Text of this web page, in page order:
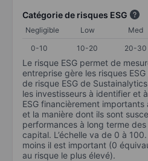
Catégorie de risques ESG
Negligible Low Med
0-10
10-20 20-30
Le risque ESG permet de
entreprise gère les risques
de risque ESG de
les investisseurs à identifier et
ESG financièrement importants
et la manière dont ils sont
performances à long terme
capital. L’échelle va de 0 à
moins il est important (0
au risque le plus élevé).